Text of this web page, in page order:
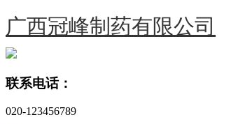
广西冠峰制药有限公司
联系电话：
020-123456789